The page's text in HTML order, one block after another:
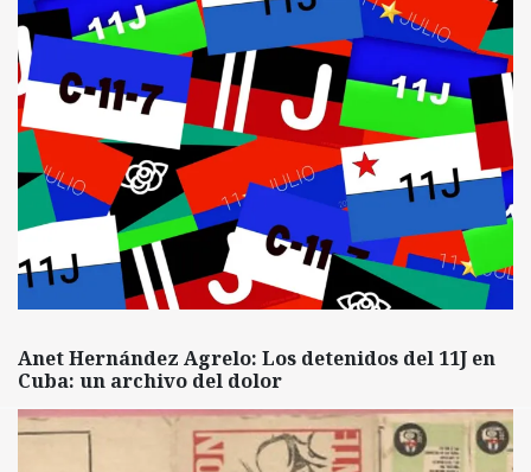
Anet Hernández Agrelo: Los detenidos del 11J en
Cuba: un archivo del dolor